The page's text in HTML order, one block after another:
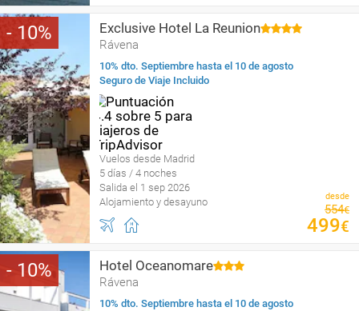
10 Exclusive Hotel La Reunion
Rávena
10% dto. Septiembre hasta el 10 de agosto
Seguro de Viaje Incluido
Vuelos desde Madrid
5 días / 4 noches
Salida el 1 sep 2026
Alojamiento y desayuno
desde
554€
499€
10 Hotel Oceanomare
Rávena
10% dto. Septiembre hasta el 10 de agosto